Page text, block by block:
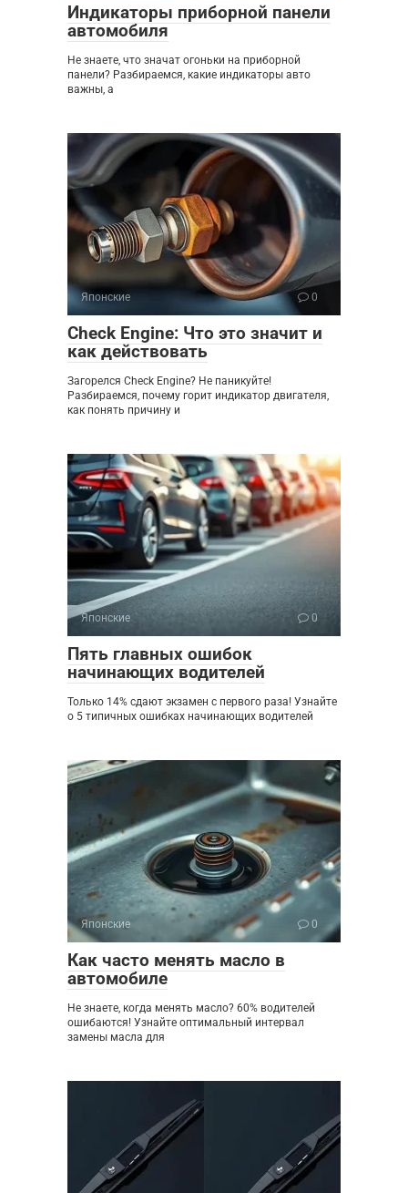
Индикаторы приборной панели
автомобиля
Не знаете, что значат огоньки на приборной
панели? Разбираемся, какие индикаторы авто
важны, а
Японские 0
Check Engine: Что это значит и
как действовать
Загорелся Check Engine? Не паникуйте!
Разбираемся, почему горит индикатор двигателя,
как понять причину и
Японские 0
Пять главных ошибок
начинающих водителей
Только 14% сдают экзамен с первого раза! Узнайте
о 5 типичных ошибках начинающих водителей
Японские 0
Как часто менять масло в
автомобиле
Не знаете, когда менять масло? 60% водителей
ошибаются! Узнайте оптимальный интервал
замены масла для